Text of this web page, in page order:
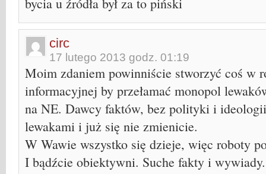
circ
17 lutego 2013 godz. 01:19
Moim zdaniem powinniście stworzyć coś w
informacyjnej by przełamać monopol
na NE. Dawcy faktów, bez polityki i
lewakami i już się nie zmienicie.
W Wawie wszystko się dzieje, więc roboty
I bądźcie obiektywni. Suche fakty i wywiady.